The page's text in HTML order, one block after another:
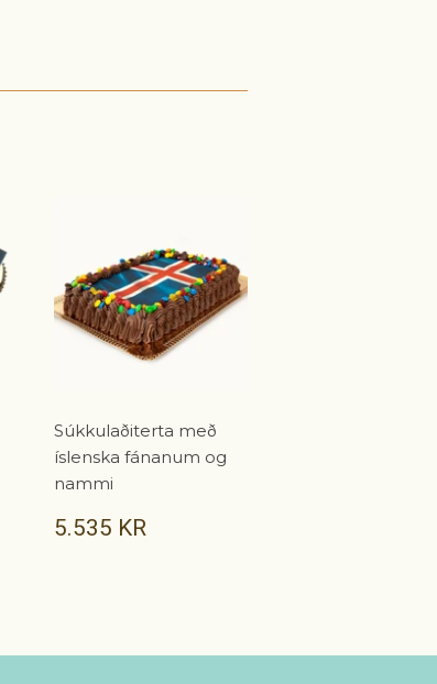
Súkkulaðiterta með
íslenska fánanum og
nammi
VERÐ
5.535 KR